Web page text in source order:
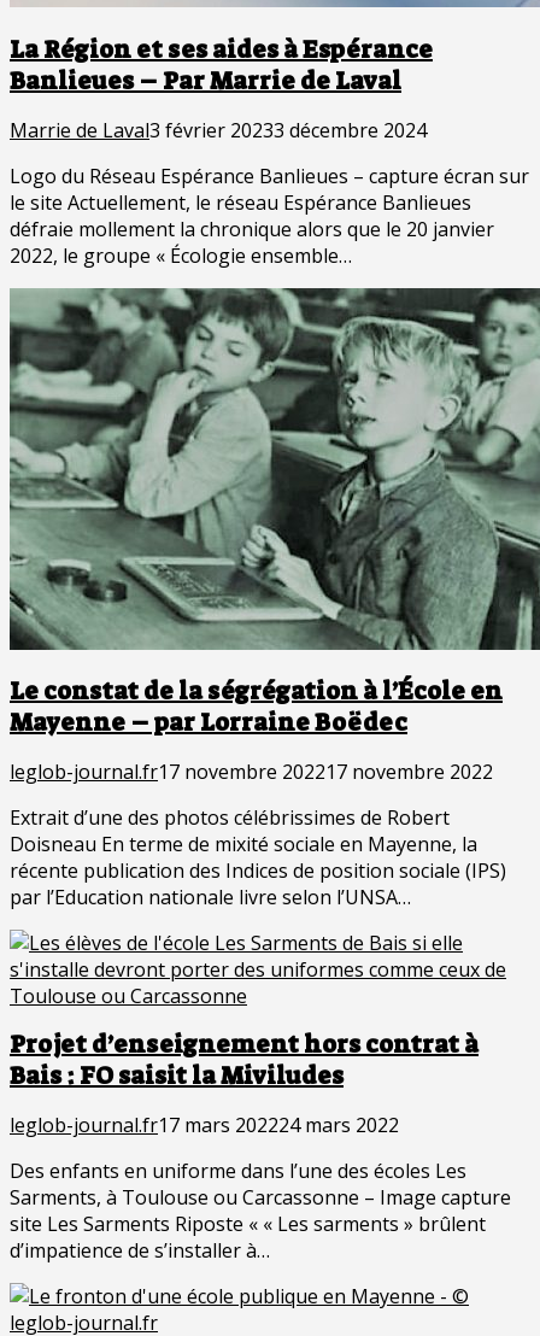
La Région et ses aides à Espérance
Banlieues – Par Marrie de Laval
Marrie de Laval3 février 20233 décembre 2024
Logo du Réseau Espérance Banlieues – capture écran sur
le site Actuellement, le réseau Espérance Banlieues
défraie mollement la chronique alors que le 20 janvier
2022, le groupe « Écologie ensemble…
Le constat de la ségrégation à l’École en
Mayenne – par Lorraine Boëdec
leglob-journal.fr17 novembre 202217 novembre 2022
Extrait d’une des photos célébrissimes de Robert
Doisneau En terme de mixité sociale en Mayenne, la
récente publication des Indices de position sociale (IPS)
par l’Education nationale livre selon l’UNSA…
Projet d’enseignement hors contrat à
Bais : FO saisit la Miviludes
leglob-journal.fr17 mars 202224 mars 2022
Des enfants en uniforme dans l’une des écoles Les
Sarments, à Toulouse ou Carcassonne – Image capture
site Les Sarments Riposte « « Les sarments » brûlent
d’impatience de s’installer à…